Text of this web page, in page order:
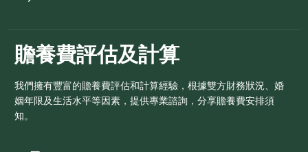
贍養費評估及計算
我們擁有豐富的贍養費評估和計算經驗，根據雙方財務狀況、婚
姻年限及生活水平等因素，提供專業諮詢，分享贍養費安排須
知。